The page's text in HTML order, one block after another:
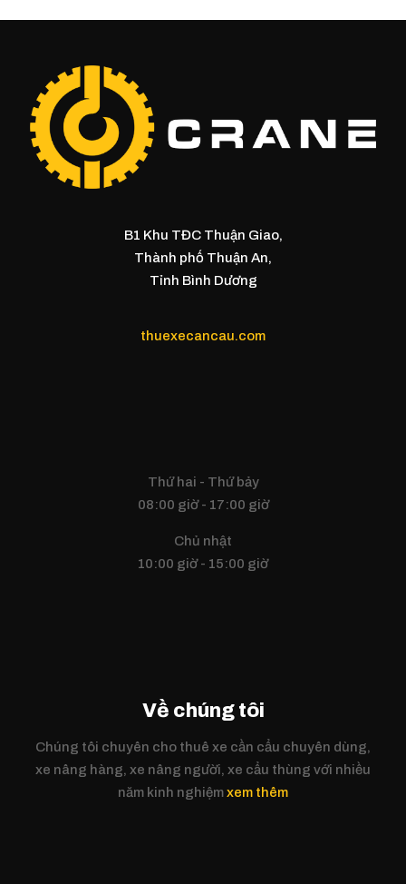
B1 Khu TĐC Thuận Giao,
Thành phố Thuận An,
Tỉnh Bình Dương
thuexecancau.com
Thứ hai - Thứ bảy
08:00 giờ - 17:00 giờ
Chủ nhật
10:00 giờ - 15:00 giờ
Về chúng tôi
Chúng tôi chuyên cho thuê xe cần cẩu chuyên dùng,
xe nâng hàng, xe nâng người, xe cẩu thùng với nhiều
năm kinh nghiệmxem thêm